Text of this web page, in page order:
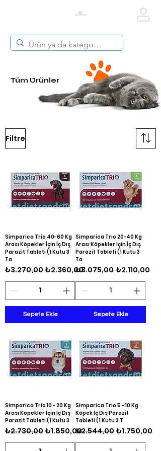
Tüm Ürünler
Filtre
Simparica Trio 40-60 Kg
Arası Köpekler İçin İç Dış
Parazit Tableti ( 1 Kutu 3
Ta
Normal Fiyat
₺3.270,00 İndirimli Fiyat
₺2.360,00
Sepete Ekle
Simparica Trio 20-40 Kg
Arası Köpekler İçin İç Dış
Parazit Tableti ( 1 Kutu 3
Ta
Normal Fiyat
₺3.075,00 İndirimli Fiyat
₺2.110,00
Sepete Ekle
Simparica Trio 10 - 20 Kg
Arası Köpekler İçin İç Dış
Parazit Tableti ( 1 Kutu 3
Normal Fiyat
₺2.730,00 İndirimli Fiyat
₺1.850,00
Simparica Trio 5 - 10 Kg
Köpek İç Dış Parazit
Tableti ( 1 Kutu 3 T
Normal Fiyat
₺2.544,00 İndirimli Fiyat
₺1.750,00